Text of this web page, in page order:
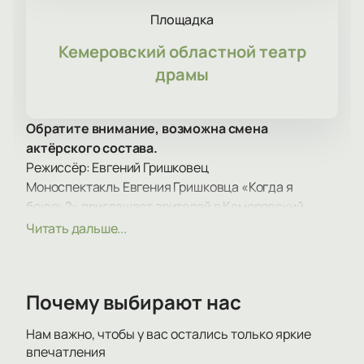
Площадка
Кемеровский областной театр
драмы
Обратите внимание, возможна смена
актёрского состава.
Режиссёр: Евгений Гришковец
Моноспектакль Евгения Гришковца «Когда я
боюсь?» приглашает зрителей в Кемеровский
областной театр драмы на уникальное театральное
раскрывает тему, делая акцент на том, что страх —
существования, и его не стоит стесняться.
Читать дальше...
Почему выбирают нас
Нам важно, чтобы у вас остались только яркие
впечатления